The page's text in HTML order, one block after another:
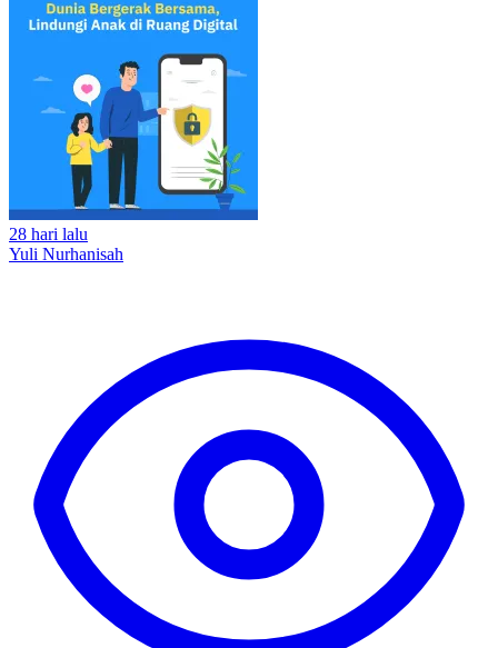
28 hari lalu
Yuli Nurhanisah